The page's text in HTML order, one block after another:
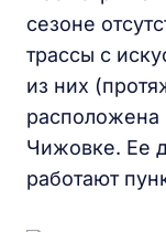
сезоне
трассы с
из них
расположена
Чижовке. Ее
работают